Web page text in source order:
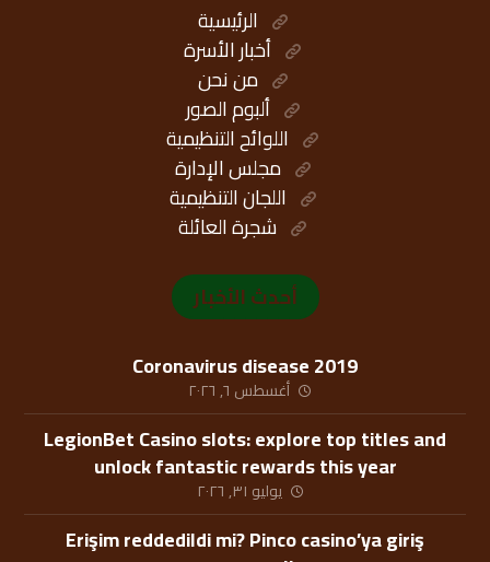
الرئيسية
أخبار الأسرة
من نحن
ألبوم الصور
اللوائح التنظيمية
مجلس الإدارة
اللجان التنظيمية
شجرة العائلة
أحدث الأخبار
Coronavirus disease 2019
أغسطس ٦, ٢٠٢٦
LegionBet Casino slots: explore top titles and
unlock fantastic rewards this year
يوليو ٣١, ٢٠٢٦
Erişim reddedildi mi? Pinco casino’ya giriş